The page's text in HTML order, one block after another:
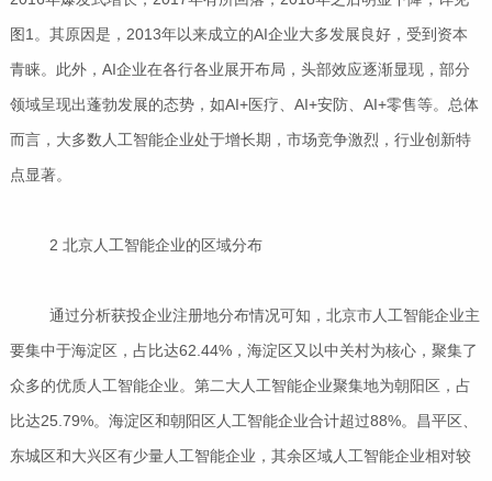
图1。其原因是，2013年以来成立的AI企业大多发展良好，受到资本
青睐。此外，AI企业在各行各业展开布局，头部效应逐渐显现，部分
领域呈现出蓬勃发展的态势，如AI+医疗、AI+安防、AI+零售等。总体
而言，大多数人工智能企业处于增长期，市场竞争激烈，行业创新特
点显著。
2 北京人工智能企业的区域分布
通过分析获投企业注册地分布情况可知，北京市人工智能企业主
要集中于海淀区，占比达62.44%，海淀区又以中关村为核心，聚集了
众多的优质人工智能企业。第二大人工智能企业聚集地为朝阳区，占
比达25.79%。海淀区和朝阳区人工智能企业合计超过88%。昌平区、
东城区和大兴区有少量人工智能企业，其余区域人工智能企业相对较